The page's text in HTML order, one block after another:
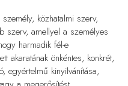
közhatalmi szerv,
szerv, amellyel a személyes
harmadik fél-e
akaratának önkéntes, konkrét,
egyértelmű kinyilvánítása,